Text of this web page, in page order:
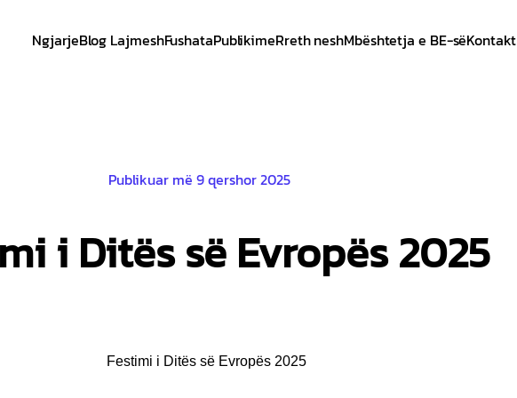
NgjarjeBlog LajmeshFushataPublikimeRreth neshMbështetja e BE-sëKontakt
Publikuar më 9 qershor 2025
i Ditës së Evropës 2025